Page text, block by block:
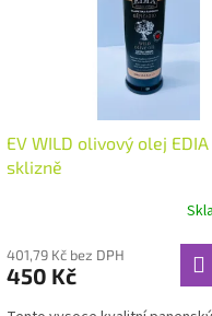
EV WILD olivový olej
sklizně
401,79 Kč bez DPH
450 Kč